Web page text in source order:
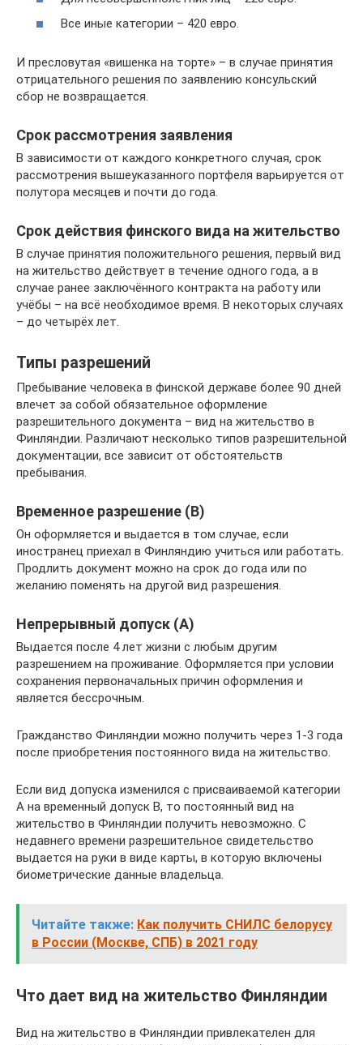
Все иные категории – 420 евро.
И пресловутая «вишенка на торте» – в случае принятия
отрицательного решения по заявлению консульский
сбор не возвращается.
Срок рассмотрения заявления
В зависимости от каждого конкретного случая, срок
рассмотрения вышеуказанного портфеля варьируется от
полутора месяцев и почти до года.
Срок действия финского вида на жительство
В случае принятия положительного решения, первый вид
на жительство действует в течение одного года, а в
случае ранее заключённого контракта на работу или
учёбы – на всё необходимое время. В некоторых случаях
– до четырёх лет.
Типы разрешений
Пребывание человека в финской державе более 90 дней
влечет за собой обязательное оформление
разрешительного документа – вид на жительство в
Финляндии. Различают несколько типов разрешительной
документации, все зависит от обстоятельств
пребывания.
Временное разрешение (B)
Он оформляется и выдается в том случае, если
иностранец приехал в Финляндию учиться или работать.
Продлить документ можно на срок до года или по
желанию поменять на другой вид разрешения.
Непрерывный допуск (A)
Выдается после 4 лет жизни с любым другим
разрешением на проживание. Оформляется при условии
сохранения первоначальных причин оформления и
является бессрочным.
Гражданство Финляндии можно получить через 1-3 года
после приобретения постоянного вида на жительство.
Если вид допуска изменился с присваиваемой категории
A на временный допуск B, то постоянный вид на
жительство в Финляндии получить невозможно. С
недавнего времени разрешительное свидетельство
выдается на руки в виде карты, в которую включены
биометрические данные владельца.
Читайте также: Как получить СНИЛС белорусу
в России (Москве, СПБ) в 2021 году
Что дает вид на жительство Финляндии
Вид на жительство в Финляндии привлекателен для